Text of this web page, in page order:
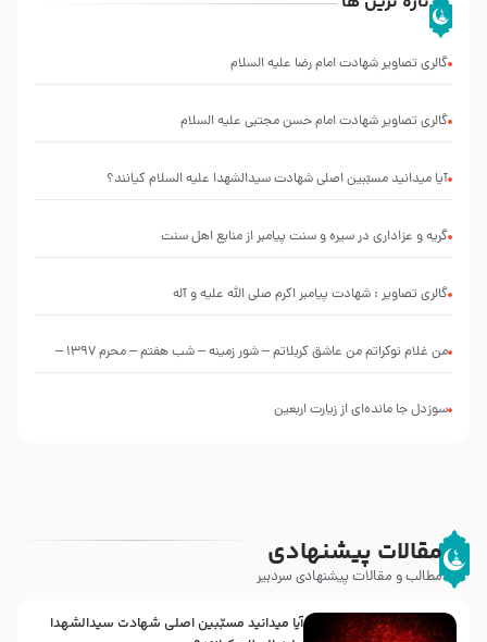
گالری تصاویر شهادت امام رضا علیه السلام
گالری تصاویر شهادت امام حسن مجتبی علیه السلام
آیا میدانید مسبّبین اصلی شهادت سیدالشهدا علیه ‌السلام کیانند؟
گریه و عزاداری در سیره و سنت پیامبر از منابع اهل سنت
گالری تصاویر : شهادت پیامبر اکرم صلی الله علیه و آله
من غلام نوکراتم من عاشق کربلاتم – شور زمینه – شب هفتم – محرم 1397 –
سوزدل جا مانده‌ای از زیارت اربعین
مقالات پیشنهادی
مطالب و مقالات پیشنهادی سردبیر
آیا میدانید مسبّبین اصلی شهادت سیدالشهدا